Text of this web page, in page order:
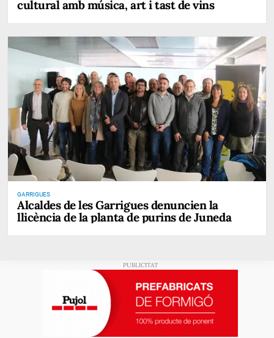
cultural amb música, art i tast de vins
GARRIGUES
Alcaldes de les Garrigues denuncien la
llicència de la planta de purins de Juneda